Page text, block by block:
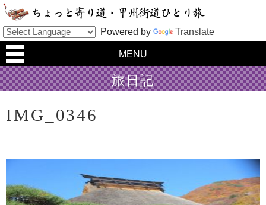
Powered by Translate
MENU
旅日記
IMG_0346